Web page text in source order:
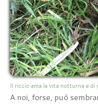
Il riccio ama la vita notturna e
A noi, forse, può